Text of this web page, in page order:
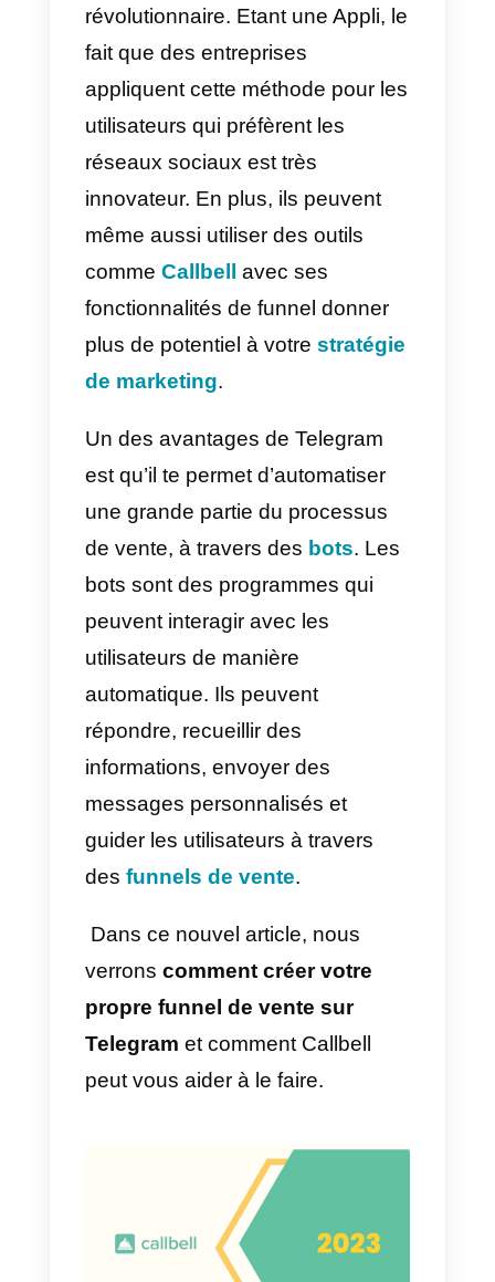
famille, après voir des
informations par rapport sur
Instagram ou Facebook ? En
d’attirer votre attention, ils
commencent à vous montrer des
informations alléchantes jusqu’à
certaine information ou un
quelconque achat de votre part,
ça mon ami c’est un funnel de
vente pur et dur !
Dans le cas de Telegram, la
de créer un funnel de vente est
révolutionnaire. Etant une Appli,
appliquent cette méthode pour
utilisateurs qui préfèrent les
réseaux sociaux est très
innovateur. En plus, ils peuvent
commeCallbellavec ses
plus de potentiel à votre
de marketing.
Un des avantages de Telegram
est qu’il te permet d’automatiser
une grande partie du processus